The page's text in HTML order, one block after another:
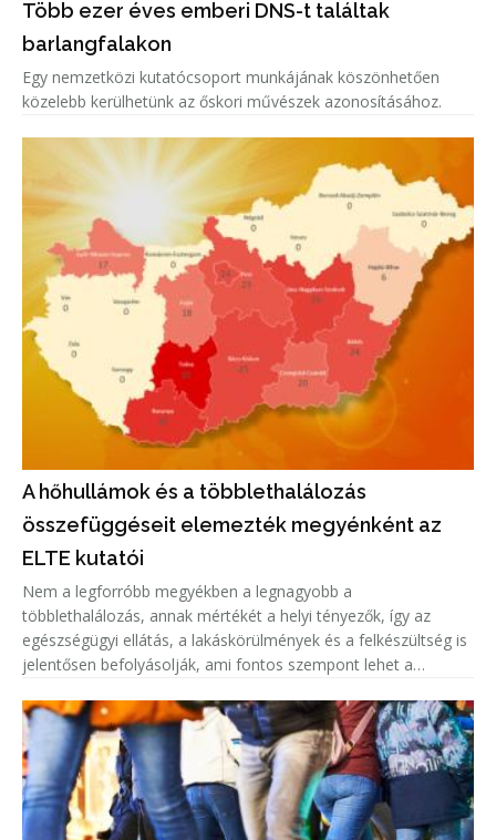
Több ezer éves emberi DNS-t találtak
barlangfalakon
Egy nemzetközi kutatócsoport munkájának köszönhetően
közelebb kerülhetünk az őskori művészek azonosításához.
A hőhullámok és a többlethalálozás
összefüggéseit elemezték megyénként az
ELTE kutatói
Nem a legforróbb megyékben a legnagyobb a
többlethalálozás, annak mértékét a helyi tényezők, így az
egészségügyi ellátás, a lakáskörülmények és a felkészültség is
jelentősen befolyásolják, ami fontos szempont lehet a